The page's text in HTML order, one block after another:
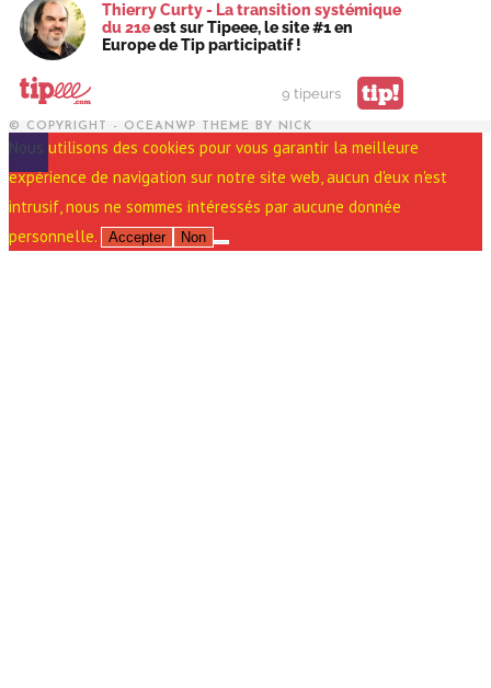
Thierry Curty - La transition systémique
du 21eest sur Tipeee, le site #1 en
Europe de Tip participatif !
9 tipeurs tip!
© COPYRIGHT - OCEANWP THEME BY NICK
Nous utilisons des cookies pour vous garantir la meilleure
expérience de navigation sur notre site web, aucun d'eux n'est
intrusif, nous ne sommes intéressés par aucune donnée
personnelle.
Accepter Non